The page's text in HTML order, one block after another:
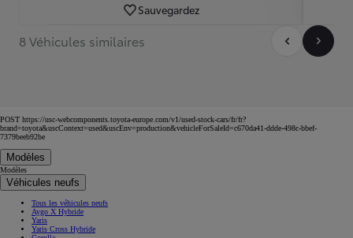
Sauvegardez
8 Véhicules similaires
POST https://usc-webcomponents.toyota-europe.com/v1/used-stock-cars/fr/fr?
brand=toyota&uscContext=used&uscEnv=production&vehicleForSaleId=c670da41-ddde-498c-bbef-
7379beeb92be
Modèles
Modèles
Véhicules neufs
Tous les véhicules neufs
Aygo X Hybride
Yaris
Yaris Cross Hybride